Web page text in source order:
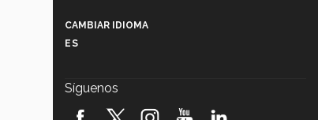
robótica FIRST 2026! (video)
CAMBIAR IDIOMA
ES
Síguenos